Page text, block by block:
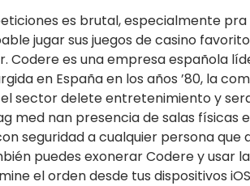
es brutal, especialmente
jugar sus juegos de casino
Codere es una empresa española
en España en los años ’80, la
sector delete entretenimiento y
med nan presencia de salas físicas
seguridad a cualquier persona
puedes exonerar Codere y usar
el orden desde tus dispositivos